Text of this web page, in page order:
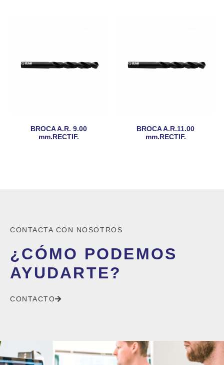
BROCA A.R. 9.00
mm.RECTIF.
BROCA A.R.11.00
mm.RECTIF.
CONTACTA CON NOSOTROS
¿CÓMO PODEMOS
AYUDARTE?
CONTACTO